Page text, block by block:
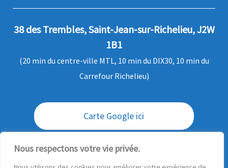
Nous respectons votre vie privée.
38 des Trembles, Saint-Jean-sur-Richelieu, J2W
1B1
(20 min du centre-ville MTL, 10 min du DIX30, 10 min du
Carrefour Richelieu)
Carte Google ici
Envoi / livraison des commandes